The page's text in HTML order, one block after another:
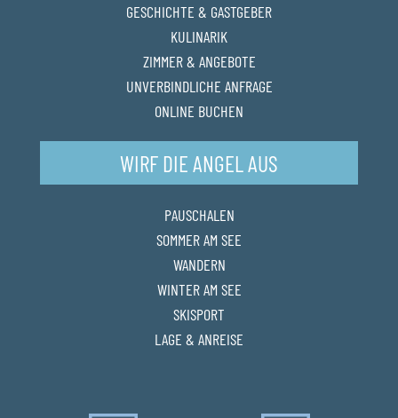
GESCHICHTE & GASTGEBER
KULINARIK
ZIMMER & ANGEBOTE
UNVERBINDLICHE ANFRAGE
ONLINE BUCHEN
WIRF DIE ANGEL AUS
PAUSCHALEN
SOMMER AM SEE
WANDERN
WINTER AM SEE
SKISPORT
LAGE & ANREISE